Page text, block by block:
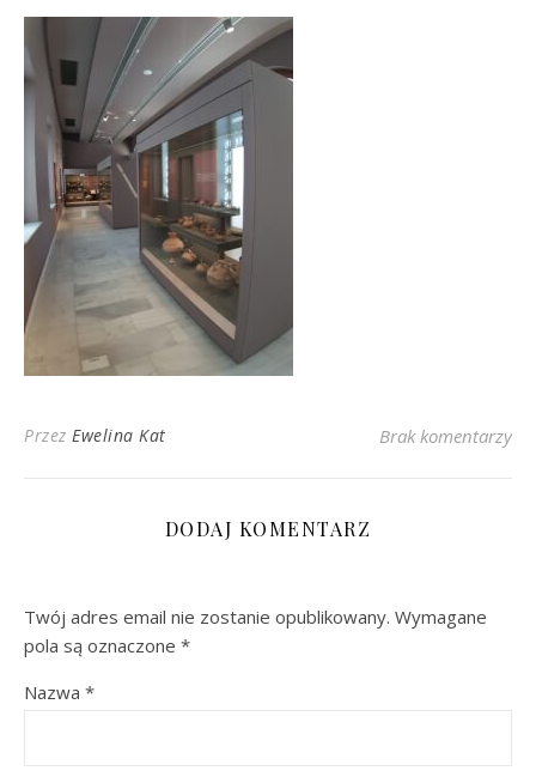
Przez Ewelina Kat Brak komentarzy
DODAJ KOMENTARZ
Twój adres email nie zostanie opublikowany. Wymagane
pola są oznaczone *
Nazwa *